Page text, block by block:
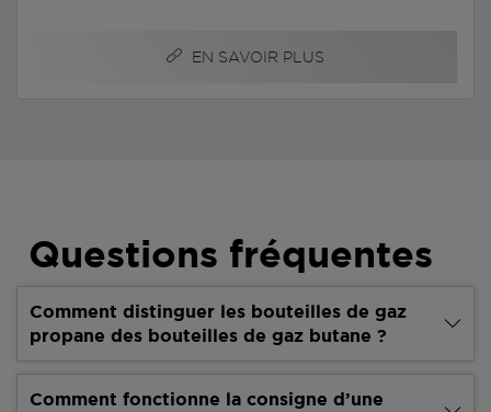
EN SAVOIR PLUS
Questions fréquentes
Comment distinguer les bouteilles de gaz
propane des bouteilles de gaz butane ?
Comment fonctionne la consigne d’une